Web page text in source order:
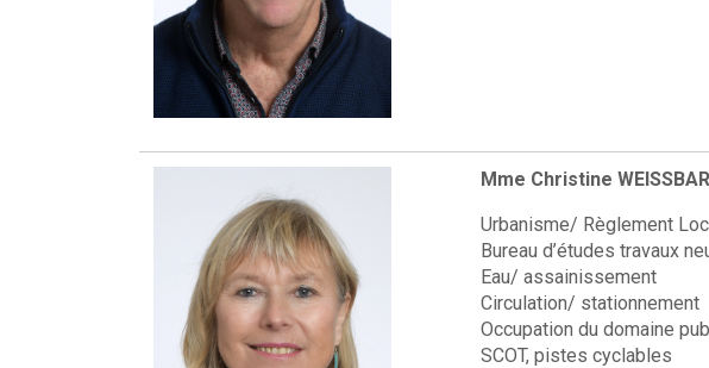
Mme Christine
Urbanisme/ Règlement
Bureau d’études travaux
Eau/ assainissement
Circulation/ stationnement
Occupation du domaine
SCOT, pistes cyclables